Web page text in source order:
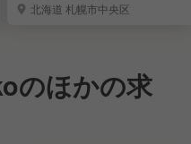
北海道 札幌市中央区
のほかの求